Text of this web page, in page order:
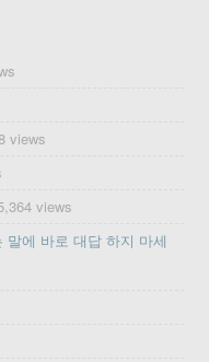
views
views
에 바로 대답 하지 마세